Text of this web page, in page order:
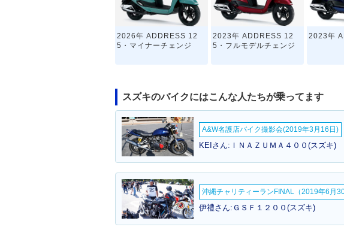
2026年 ADDRESS 12
5・マイナーチェンジ
2023年 ADDRESS 12
5・フルモデルチェンジ
2023年
2019年 ADDRESS 12
5・カラーチェンジ
フラットシート仕様・追
加
5・新登
スズキのバイクにはこんな人たちが乗ってます
A&W名護店バイク撮影会(2019年3月16日)
KEIさん:ＩＮＡＺＵＭＡ４００(スズキ)
沖縄チャリティーランFINAL（2019年6月30
伊禮さん:ＧＳＦ１２００(スズキ)